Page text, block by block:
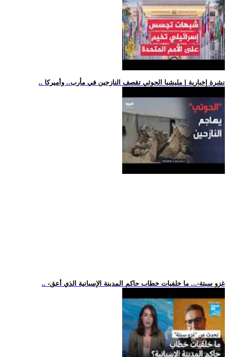
.. نشرة إخبارية | مليشيا الحوثي تقصف النازحين في مأرب.. وأميركا
.. -غزو سبتة-... ما خلفيات خطاب حاكم المدينة الإسبانية الذي أعق